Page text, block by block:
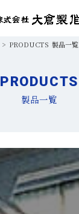
> PRODUCTS 製品一覧
PRODUCTS
製品一覧